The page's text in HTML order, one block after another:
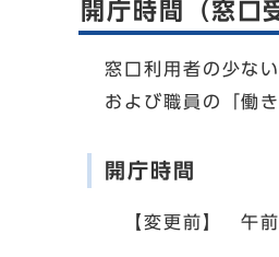
開庁時間（窓口
窓口利用者の少な
および職員の「働
開庁時間
【変更前】